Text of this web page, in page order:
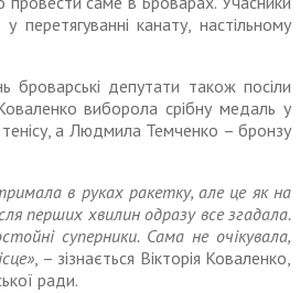
перетягуванні канату, настільному
броварські депутати також посіли
Коваленко виборола срібну медаль у
тенісу, а Людмила Темченко – бронзу
в руках ракетку, але це як на
перших хвилин одразу все згадала.
суперники. Сама не очікувала,
, – зізнається Вікторія Коваленко,
ради.